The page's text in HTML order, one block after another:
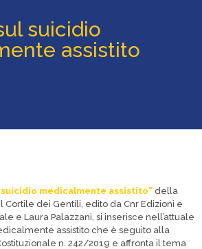
suicidio
assistito
suicidio medicalmente assistito” della
Cortile dei Gentili, edito da Cnr Edizioni e
e Laura Palazzani, si inserisce nell’attuale
assistito che è seguito alla
n. 242/2019 e affronta il tema